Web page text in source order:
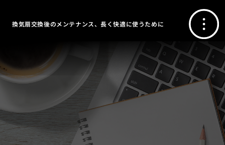
換気扇交換後のメンテナンス、長く快適に使うために